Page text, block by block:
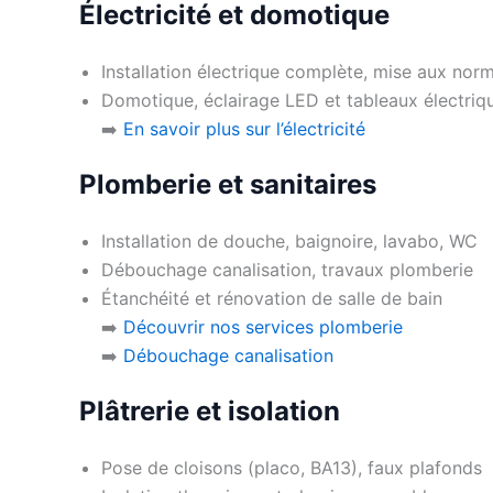
Électricité et domotique
Installation électrique complète, mise aux
Domotique, éclairage LED et tableaux
➡️ En savoir plus sur l’électricité
Plomberie et sanitaires
Installation de douche, baignoire, lavabo, WC
Débouchage canalisation, travaux plomberie
Étanchéité et rénovation de salle de bain
➡️ Découvrir nos services plomberie
➡️ Débouchage canalisation
Plâtrerie et isolation
Pose de cloisons (placo, BA13), faux plafonds